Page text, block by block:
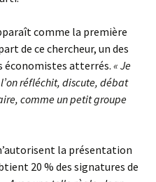
comme la première
de ce chercheur, un des
économistes atterrés. « Je
réfléchit, discute, débat
comme un petit groupe
la présentation
20 % des signatures de